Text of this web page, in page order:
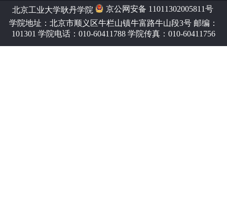
北京工业大学耿丹学院
京公网安备 11011302005811号
学院地址：北京市顺义区牛栏山镇牛富路牛山段3号 邮编：
101301 学院电话：010-60411788 学院传真：010-60411756